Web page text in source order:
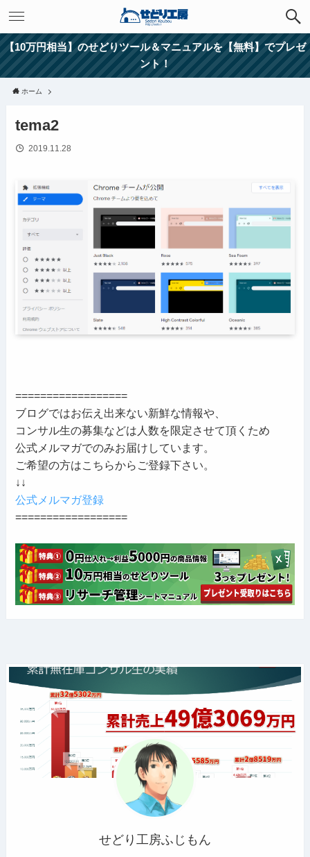
【10万円相当】のせどりツール＆マニュアルを【無料】でプレゼ
ント！
ホーム
tema2
2019.11.28
==================
ブログではお伝え出来ない新鮮な情報や、
コンサル生の募集などは人数を限定させて頂くため
公式メルマガでのみお届けしています。
ご希望の方はこちらからご登録下さい。
↓↓
公式メルマガ登録
==================
せどり工房ふじもん